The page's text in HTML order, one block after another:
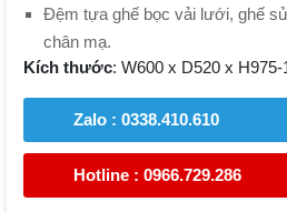
Đệm tựa ghế bọc vải lưới, ghế
chân mạ.
Kích thước: W600 x D520 x H975-
Zalo : 0338.410.610
Hotline : 0966.729.286